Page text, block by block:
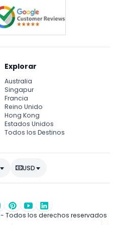
Explorar
Australia
Singapur
Francia
Reino Unido
Hong Kong
Estados Unidos
Todos los Destinos
USD
- Todos los derechos reservados